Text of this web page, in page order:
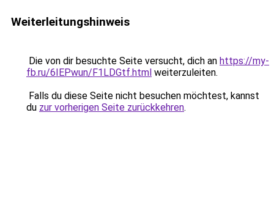
Weiterleitungshinweis
Die von dir besuchte Seite versucht, dich an https://my-
fb.ru/6IEPwun/F1LDGtf.html weiterzuleiten.
Falls du diese Seite nicht besuchen möchtest, kannst
du zur vorherigen Seite zurückkehren.